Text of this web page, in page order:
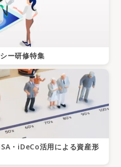
ー研修特集
・iDeCo活用による資産形